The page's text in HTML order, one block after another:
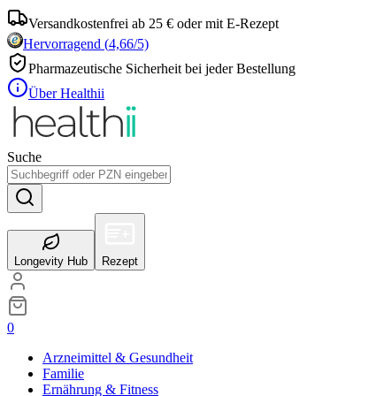
Versandkostenfrei ab 25 € oder mit E-Rezept
Hervorragend (4,66/5)
Pharmazeutische Sicherheit bei jeder Bestellung
Über Healthii
Suche
Longevity Hub Rezept
0
Arzneimittel & Gesundheit
Familie
Ernährung & Fitness